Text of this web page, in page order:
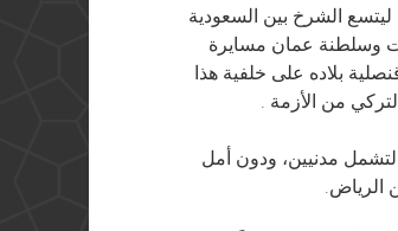
ليتسع الشرخ بين السعودية
وسلطنة عمان مسايرة
بلاده على خلفية هذا
من الأزمة .
لتشمل مدنيين، ودون أمل
الرياض.